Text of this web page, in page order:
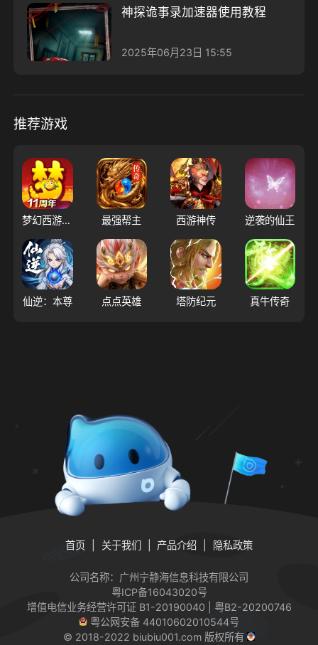
神探诡事录加速器使用教程
2025年06月23日 15:55
推荐游戏
梦幻西游（大陆服） 最强帮主 西游神传 逆袭的仙王
仙逆：本尊 点点英雄 塔防纪元 真牛传奇
首页 关于我们 产品介绍 隐私政策
公司名称：广州宁静海信息科技有限公司
粤ICP备16043020号
增值电信业务经营许可证 B1-20190040 | 粤B2-20200746
粤公网安备 44010602010544号
© 2018-2022 biubiu001.com 版权所有